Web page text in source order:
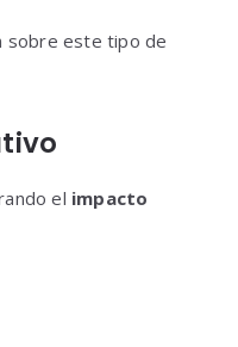
sobre este tipo de
el impacto